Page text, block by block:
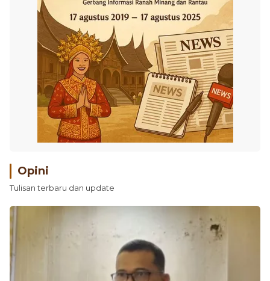
Tulisan terbaru dan update